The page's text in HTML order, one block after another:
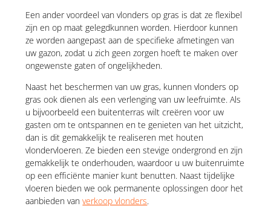
Een ander voordeel van vlonders op gras is dat ze flexibel
zijn en op maat gelegdkunnen worden. Hierdoor kunnen
ze worden aangepast aan de specifieke afmetingen van
uw gazon, zodat u zich geen zorgen hoeft te maken over
ongewenste gaten of ongelijkheden.
Naast het beschermen van uw gras, kunnen vlonders op
gras ook dienen als een verlenging van uw leefruimte. Als
u bijvoorbeeld een buitenterras wilt creëren voor uw
gasten om te ontspannen en te genieten van het uitzicht,
dan is dit gemakkelijk te realiseren met houten
vlondervloeren. Ze bieden een stevige ondergrond en zijn
gemakkelijk te onderhouden, waardoor u uw buitenruimte
op een efficiënte manier kunt benutten. Naast tijdelijke
vloeren bieden we ook permanente oplossingen door het
aanbieden vanverkoop vlonders.